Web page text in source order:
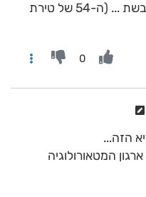
רק שלא יגנבו לנו את השיא של היבשת ... (ה-54 של טירת
0
הזה...
53.9 ל-54 כך לפי ארגון המטאורולוגיה